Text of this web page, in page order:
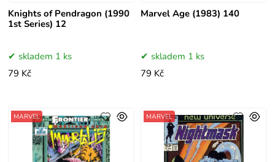
Knights of Pendragon (1990
1st Series) 12
skladem 1 ks
79 Kč
Marvel Age (1983) 140
skladem 1 ks
79 Kč
MARVEL MARVEL